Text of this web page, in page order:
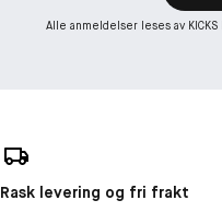
Alle anmeldelser leses av
Rask levering og fri frakt